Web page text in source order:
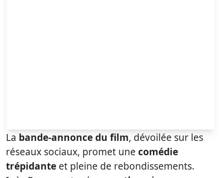
La bande-annonce du film, dévoilée sur les
réseaux sociaux, promet une comédie
trépidante et pleine de rebondissements.